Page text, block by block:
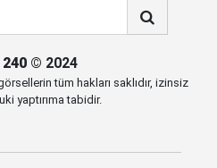
© 2024
tüm hakları saklıdır, izinsiz
yaptırıma tabidir.